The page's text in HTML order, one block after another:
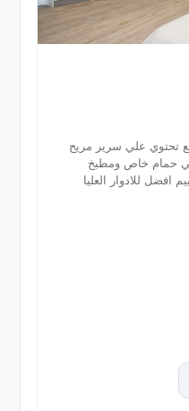
37 متر مربع تحتوي علي سرير مريح
حمام خاص ومطبخ